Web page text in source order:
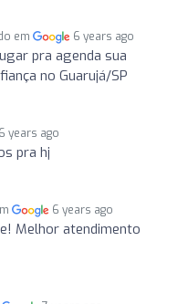
em 6 years ago
pra agenda sua
no Guarujá/SP
6 years ago
pra hj
6 years ago
Melhor atendimento